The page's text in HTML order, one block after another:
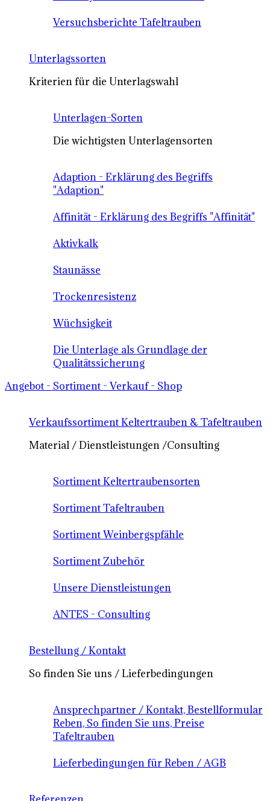
Versuchsberichte Tafeltrauben
Unterlagssorten
Kriterien für die Unterlagswahl
Unterlagen-Sorten
Die wichtigsten Unterlagensorten
Adaption - Erklärung des Begriffs
"Adaption"
Affinität - Erklärung des Begriffs "Affinität"
Aktivkalk
Staunässe
Trockenresistenz
Wüchsigkeit
Die Unterlage als Grundlage der
Qualitätssicherung
Angebot - Sortiment - Verkauf - Shop
Verkaufssortiment Keltertrauben & Tafeltrauben
Material / Dienstleistungen /Consulting
Sortiment Keltertraubensorten
Sortiment Tafeltrauben
Sortiment Weinbergspfähle
Sortiment Zubehör
Unsere Dienstleistungen
ANTES - Consulting
Bestellung / Kontakt
So finden Sie uns / Lieferbedingungen
Ansprechpartner / Kontakt, Bestellformular
Reben, So finden Sie uns, Preise
Tafeltrauben
Lieferbedingungen für Reben / AGB